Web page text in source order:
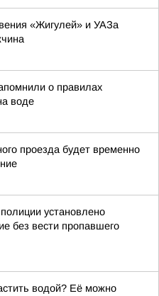
«Жигулей» и УАЗа
о правилах
воде
проезда будет временно
установлено
без вести пропавшего
водой? Её можно